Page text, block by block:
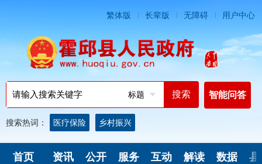
繁体版 长辈版 无障碍 用户中心
标题 智能问答
搜索热词： 医疗保险 乡村振兴
首页 资讯 公开 服务 互动 解读 数据 县